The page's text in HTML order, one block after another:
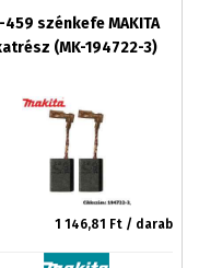
459 szénkefe MAKITA
(MK-194722-3)
1 146,81 Ft / darab